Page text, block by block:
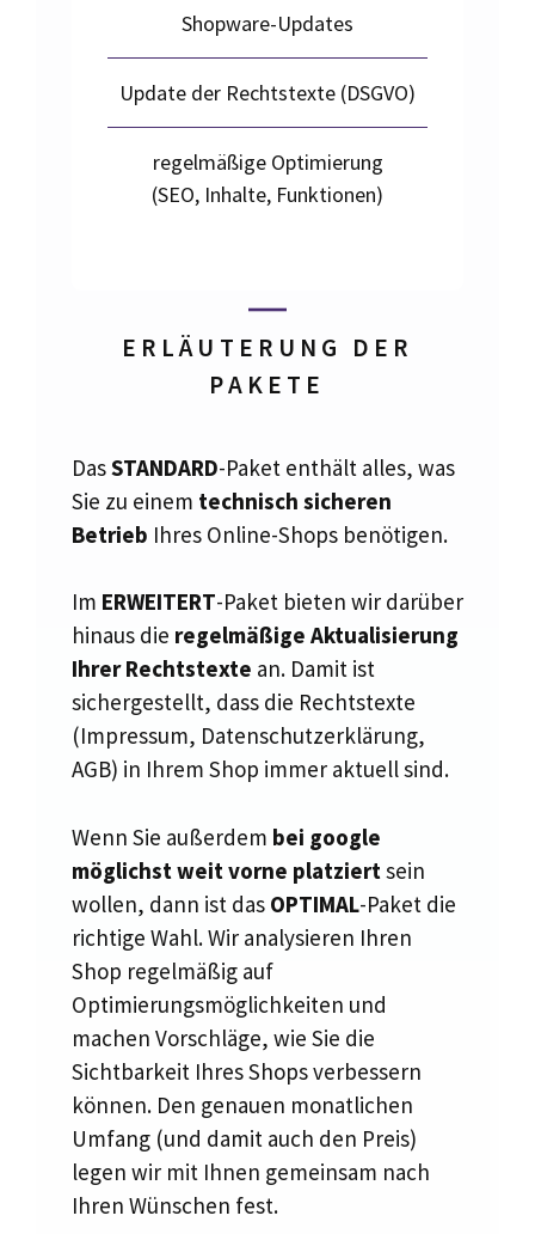
Shopware-Updates
Update der Rechtstexte (DSGVO)
regelmäßige Optimierung
(SEO, Inhalte, Funktionen)
ERLÄUTERUNG DER
PAKETE
DasSTANDARD-Paket enthält alles, was
Sie zu einem technisch sicheren
Betrieb Ihres Online-Shops benötigen.
Im ERWEITERT-Paket bieten wir darüber
hinaus die regelmäßige Aktualisierung
Ihrer Rechtstexte an. Damit ist
sichergestellt, dass die Rechtstexte
(Impressum, Datenschutzerklärung,
AGB) in Ihrem Shop immer aktuell sind.
Wenn Sie außerdem bei google
möglichst weit vorne platziert sein
wollen, dann ist das OPTIMAL-Paket die
richtige Wahl. Wir analysieren Ihren
Shop regelmäßig auf
Optimierungsmöglichkeiten und
machen Vorschläge, wie Sie die
Sichtbarkeit Ihres Shops verbessern
können. Den genauen monatlichen
Umfang (und damit auch den Preis)
legen wir mit Ihnen gemeinsam nach
Ihren Wünschen fest.